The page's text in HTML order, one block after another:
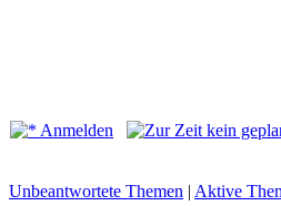
Anmelden
Unbeantwortete Themen | Aktive